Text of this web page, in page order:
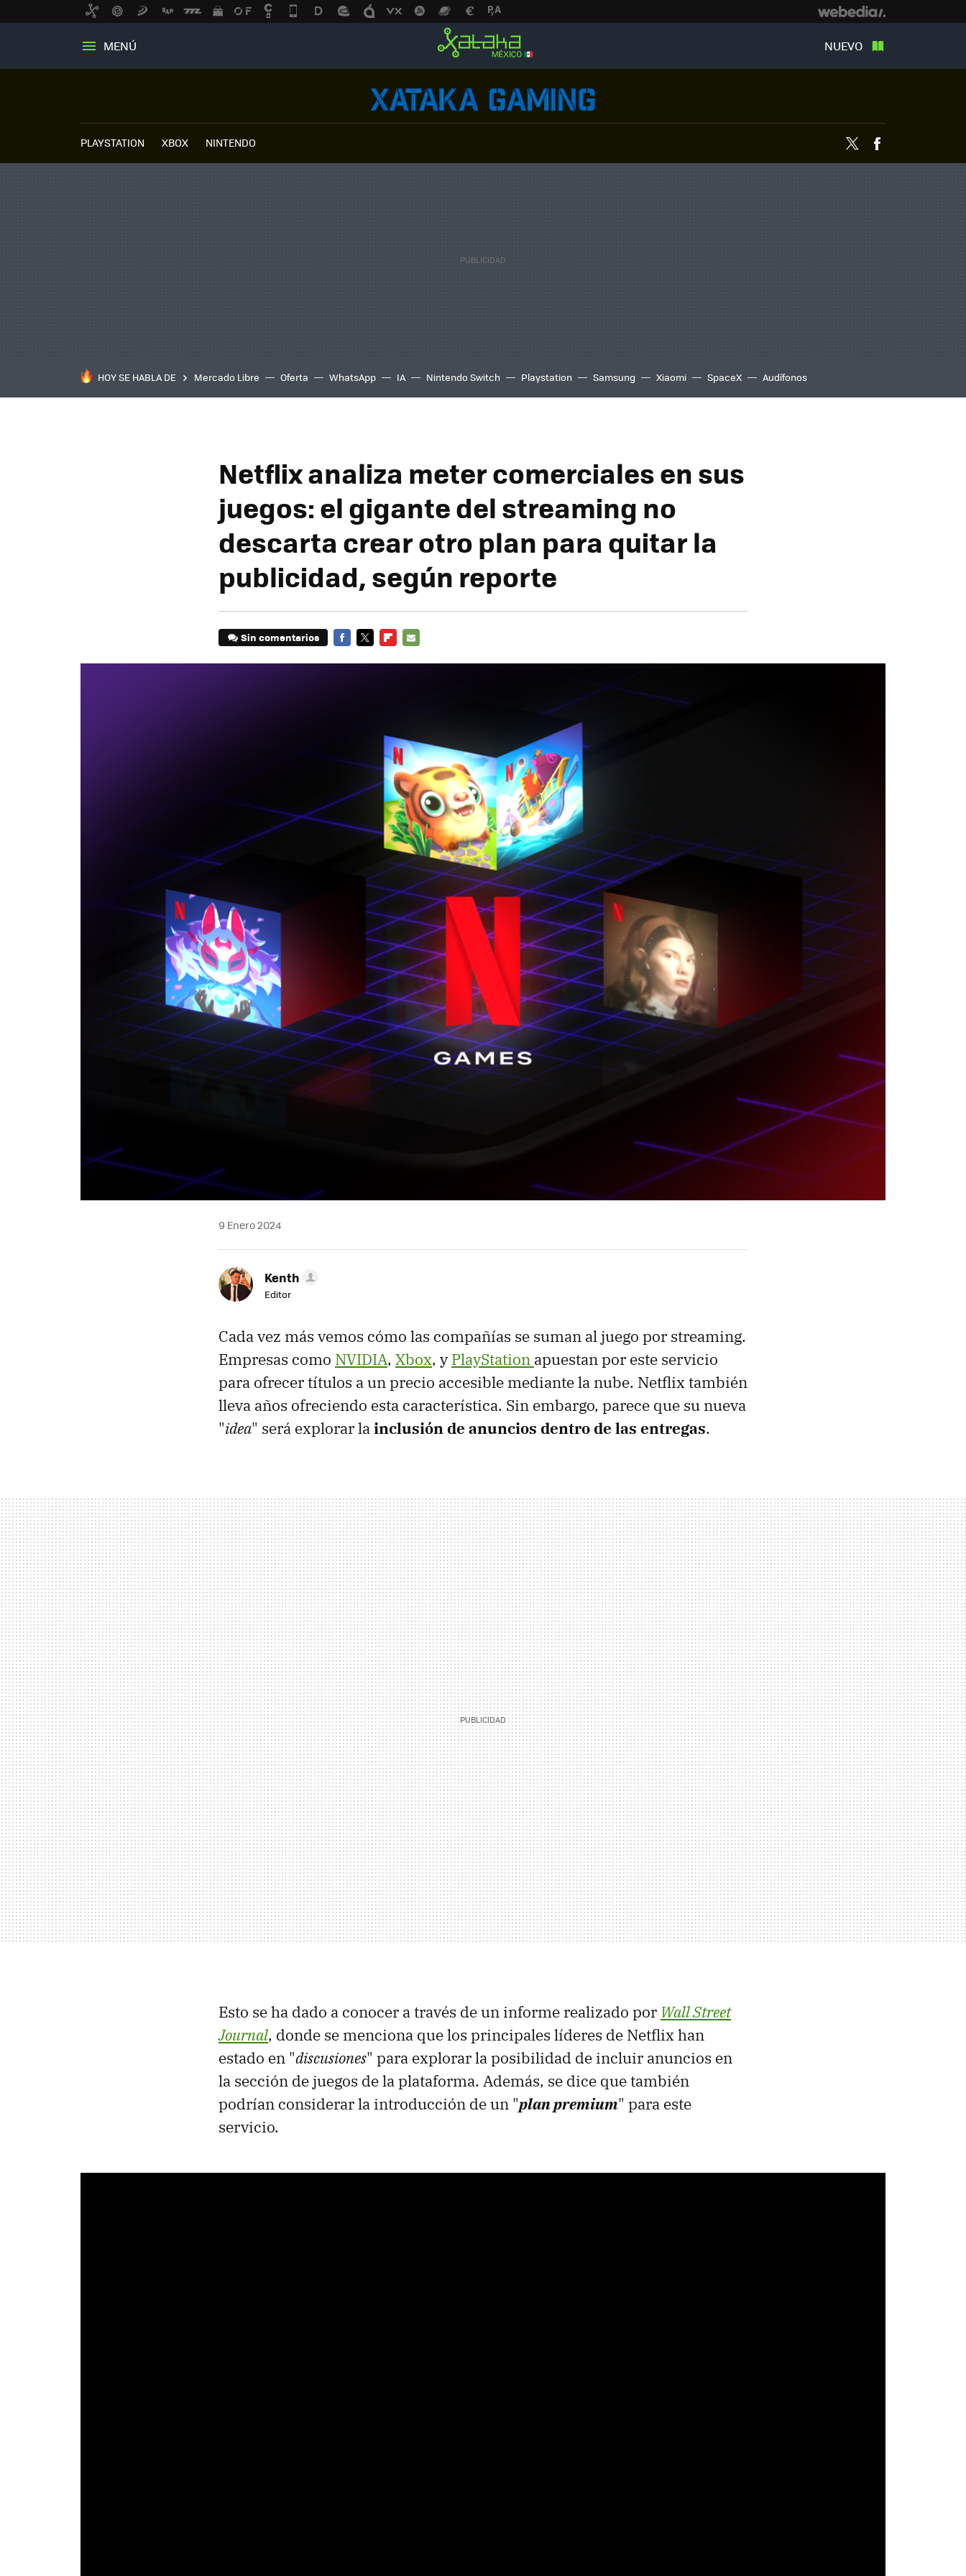
MENÚ NUEVO
PLAYSTATION XBOX NINTENDO Twitter
HOY SE HABLA DE Mercado Libre Oferta WhatsApp IA Nintendo Switch Playstation Samsung Xiaomi SpaceX Audífonos
Netflix analiza meter comerciales en sus
juegos: el gigante del streaming no
descarta crear otro plan para quitar la
publicidad, según reporte
Sin comentarios
9 Enero 2024
Kenth
Editor
Cada vez más vemos cómo las compañías se suman al juego por streaming.
Empresas como NVIDIA, Xbox, yPlayStation apuestan por este servicio
para ofrecer títulos a un precio accesible mediante la nube. Netflix también
lleva años ofreciendo esta característica. Sin embargo, parece que su nueva
"idea" será explorar lainclusión de anuncios dentro de las entregas.
Esto se ha dado a conocer a través de un informe realizado por Wall Street
Journal, donde se menciona que los principales líderes de Netflix han
estado en "discusiones" para explorar la posibilidad de incluir anuncios en
la sección de juegos de la plataforma. Además, se dice que también
podrían considerar la introducción de un "plan premium" para este
servicio.